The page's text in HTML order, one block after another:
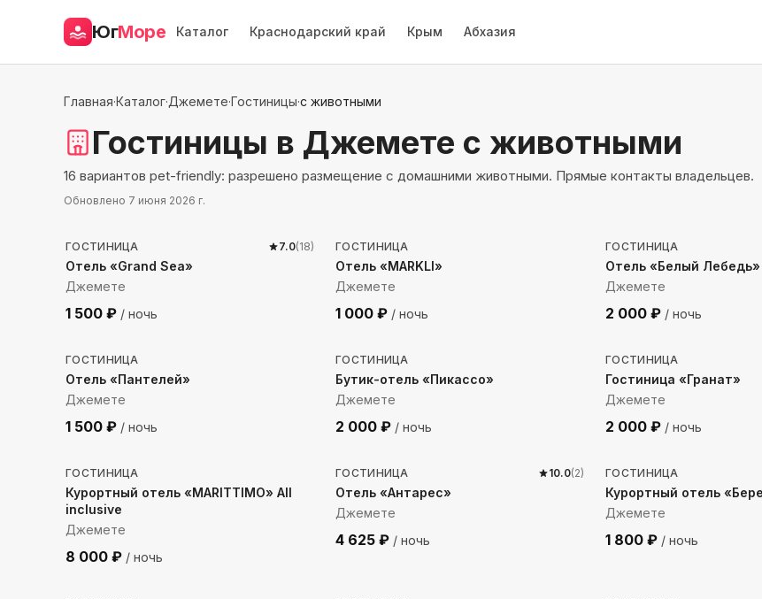
ЮгМоре Каталог Краснодарский край Крым Абхазия
Главная·Каталог·Джемете·Гостиницы·с животными
Гостиницы в Джемете с животными
16 вариантов pet-friendly: разрешено размещение с домашними животными. Прямые контакты владельцев.
Обновлено 7 июня 2026 г.
302м до моря
ГОСТИНИЦА 7.0(18)
Отель «Grand Sea»
Джемете
1 500 ₽ / ночь
ГОСТИНИЦА
Отель «MARKLI»
Джемете
1 000 ₽ / ночь
ГОСТИНИЦА
Отель «Белый Лебедь»
Джемете
2 000 ₽ / ночь
914м до моря
ГОСТИНИЦА
Отель «Пантелей»
Джемете
1 500 ₽ / ночь
925м до моря
ГОСТИНИЦА
Бутик-отель «Пикассо»
Джемете
2 000 ₽ / ночь
1137м до моря
ГОСТИНИЦА
Гостиница «Гранат»
Джемете
2 000 ₽ / ночь
539 м до моря
ГОСТИНИЦА
Курортный отель «MARITTIMO» All
inclusive
Джемете
8 000 ₽ / ночь
229м до моря
ГОСТИНИЦА 10.0(2)
Отель «Антарес»
Джемете
4 625 ₽ / ночь
391м до моря
ГОСТИНИЦА
Курортный отель
Джемете
1 800 ₽ / ночь
256м до моря